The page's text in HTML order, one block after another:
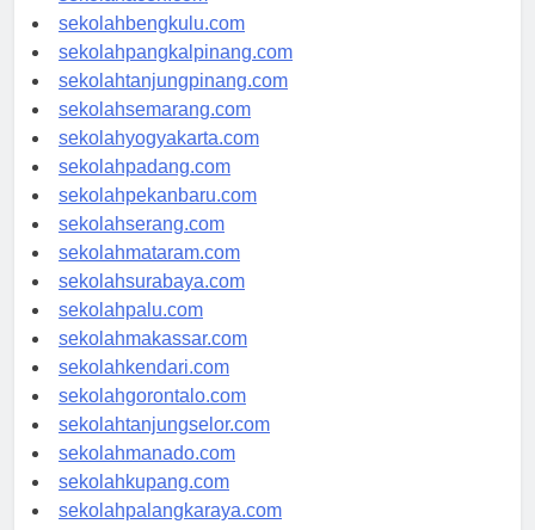
sekolahaceh.com
sekolahbengkulu.com
sekolahpangkalpinang.com
sekolahtanjungpinang.com
sekolahsemarang.com
sekolahyogyakarta.com
sekolahpadang.com
sekolahpekanbaru.com
sekolahserang.com
sekolahmataram.com
sekolahsurabaya.com
sekolahpalu.com
sekolahmakassar.com
sekolahkendari.com
sekolahgorontalo.com
sekolahtanjungselor.com
sekolahmanado.com
sekolahkupang.com